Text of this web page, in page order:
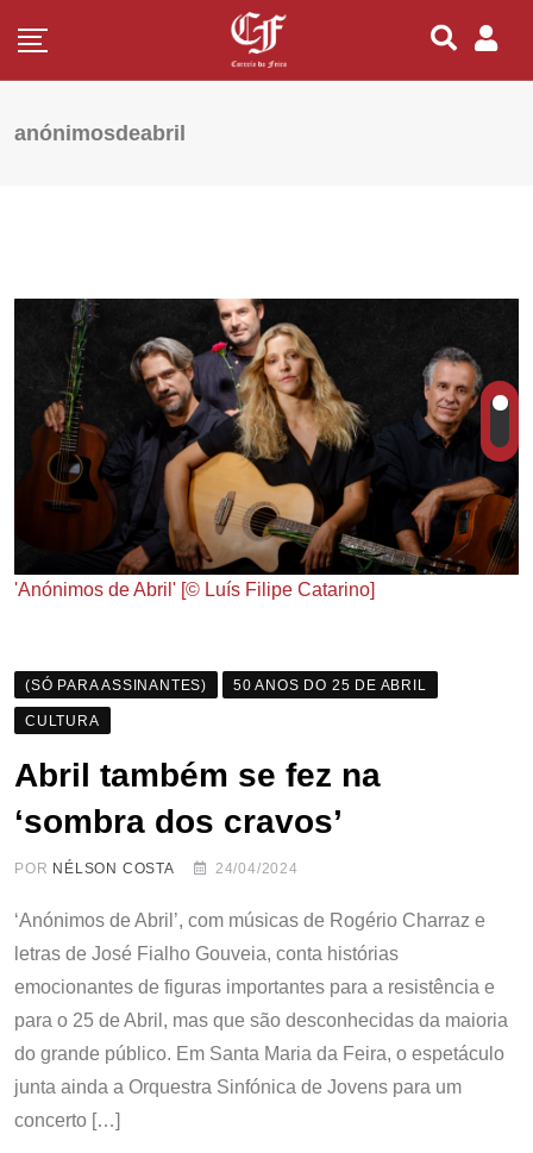
anónimosdeabril
'Anónimos de Abril' [© Luís Filipe Catarino]
(SÓ PARA ASSINANTES) 50 ANOS DO 25 DE ABRIL
CULTURA
Abril também se fez na
‘sombra dos cravos’
POR NÉLSON COSTA 24/04/2024
‘Anónimos de Abril’, com músicas de Rogério Charraz e
letras de José Fialho Gouveia, conta histórias
emocionantes de figuras importantes para a resistência e
para o 25 de Abril, mas que são desconhecidas da maioria
do grande público. Em Santa Maria da Feira, o espetáculo
junta ainda a Orquestra Sinfónica de Jovens para um
concerto […]